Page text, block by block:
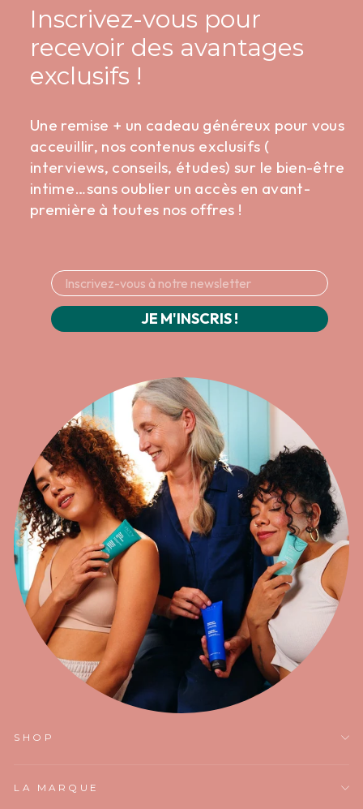
Inscrivez-vous pour
recevoir des avantages
exclusifs !
Une remise + un cadeau généreux pour vous
acceuillir, nos contenus exclusifs (
interviews, conseils, études) sur le bien-être
intime…sans oublier un accès en avant-
première à toutes nos offres !
JE M'INSCRIS !
SHOP
LA MARQUE